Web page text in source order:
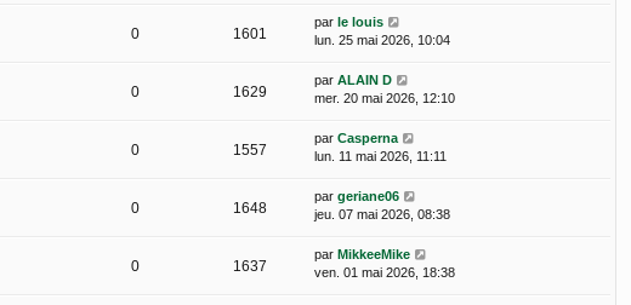
0 1601
par le louis
lun. 25 mai 2026, 10:04
0 1629
par ALAIN D
mer. 20 mai 2026, 12:10
0 1557
par Casperna
lun. 11 mai 2026, 11:11
0 1648
par geriane06
jeu. 07 mai 2026, 08:38
0 1637
par MikkeeMike
ven. 01 mai 2026, 18:38